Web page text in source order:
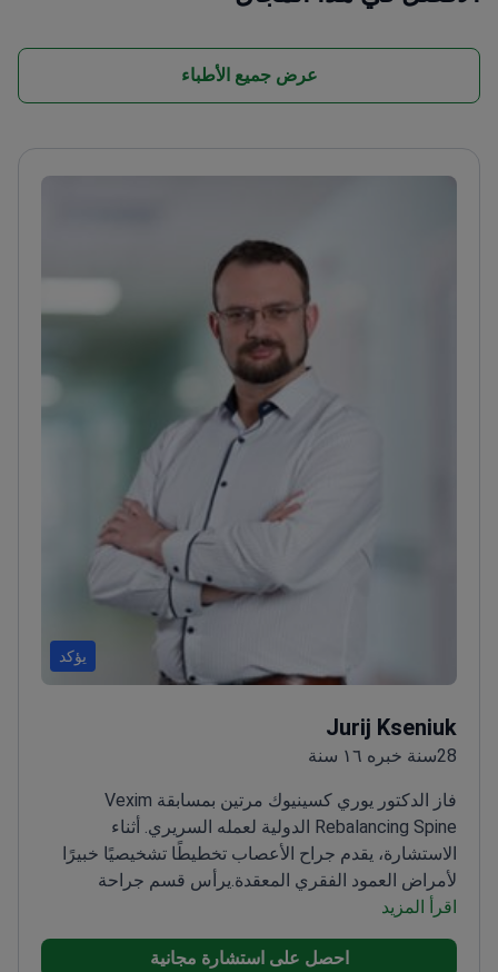
عرض جميع الأطباء
يؤكد
Jurij Kseniuk
28سنة خبره ١٦ سنة
فاز الدكتور يوري كسينيوك مرتين بمسابقة Vexim
Rebalancing Spine الدولية لعمله السريري. أثناء
الاستشارة، يقدم جراح الأعصاب تخطيطًا تشخيصيًا خبيرًا
لأمراض العمود الفقري المعقدة. يرأس قسم جراحة
الأعصاب في مستشفى كارولينا في وارسو
متخصص في التشخيص طفيف التوغل بما
اقرأ المزيد
احصل على استشارة مجانية